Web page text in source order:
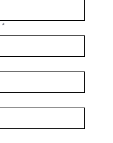
*